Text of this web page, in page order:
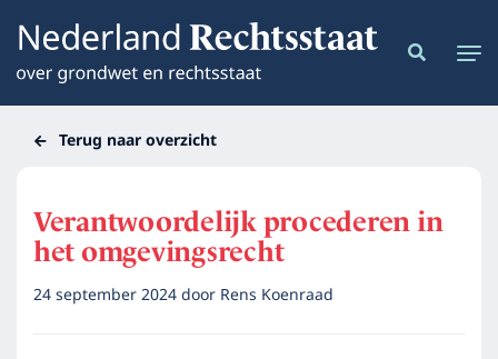
Terug naar overzicht
Verantwoordelijk procederen in
het omgevingsrecht
24 september 2024door Rens Koenraad